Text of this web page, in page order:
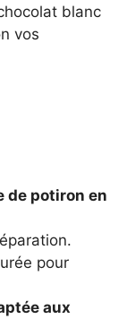
blanc
vos
de potiron en
pour
aux